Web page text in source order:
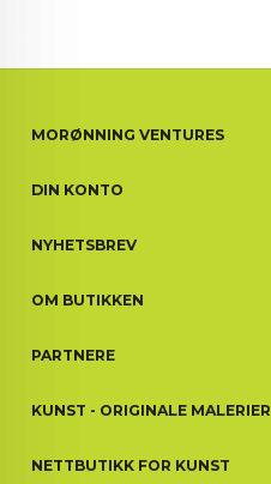
MORØNNING VENTURES
DIN KONTO
NYHETSBREV
OM BUTIKKEN
PARTNERE
KUNST - ORIGINALE MALERIER
NETTBUTIKK FOR KUNST